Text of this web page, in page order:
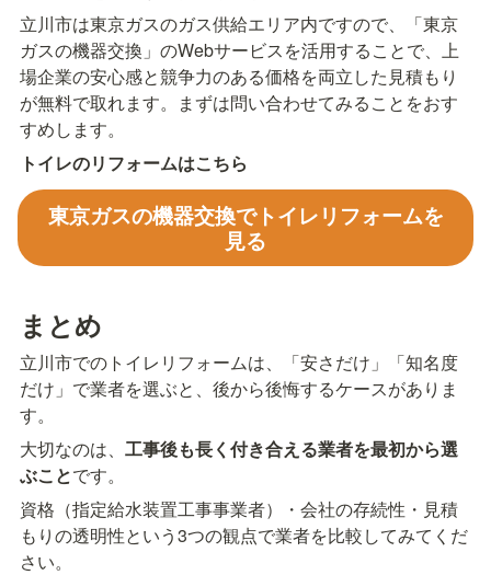
立川市は東京ガスのガス供給エリア内ですので、「東京
ガスの機器交換」のWebサービスを活用することで、上
場企業の安心感と競争力のある価格を両立した見積もり
が無料で取れます。まずは問い合わせてみることをおす
すめします。
トイレのリフォームはこちら
東京ガスの機器交換でトイレリフォームを
見る
まとめ
立川市でのトイレリフォームは、「安さだけ」「知名度
だけ」で業者を選ぶと、後から後悔するケースがありま
す。
大切なのは、 工事後も長く付き合える業者を最初から選
ぶことです。
資格（指定給水装置工事事業者）・会社の存続性・見積
もりの透明性という3つの観点で業者を比較してみてくだ
さい。